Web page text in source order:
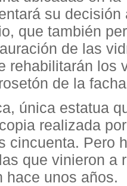
su
que también
de las
rehabilitarán los
de la
única estatua
realizada
cincuenta. Pero
que vinieron a
hace unos años.